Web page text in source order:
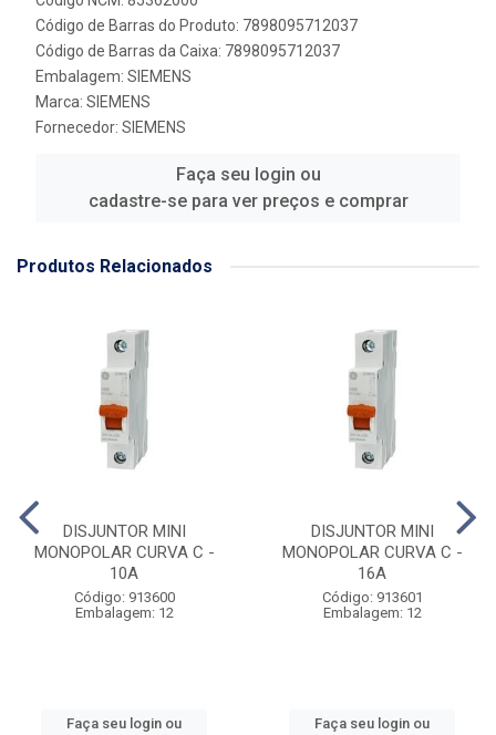
Código de Barras do Produto: 7898095712037
Código de Barras da Caixa: 7898095712037
Embalagem: SIEMENS
Marca: SIEMENS
Fornecedor: SIEMENS
Faça seu login ou
cadastre-se para ver preços e comprar
Produtos Relacionados
DISJUNTOR MINI
MONOPOLAR CURVA C -
10A
Código: 913600
Embalagem: 12
Faça seu login ou
DISJUNTOR MINI
MONOPOLAR CURVA C -
16A
Código: 913601
Embalagem: 12
Faça seu login ou